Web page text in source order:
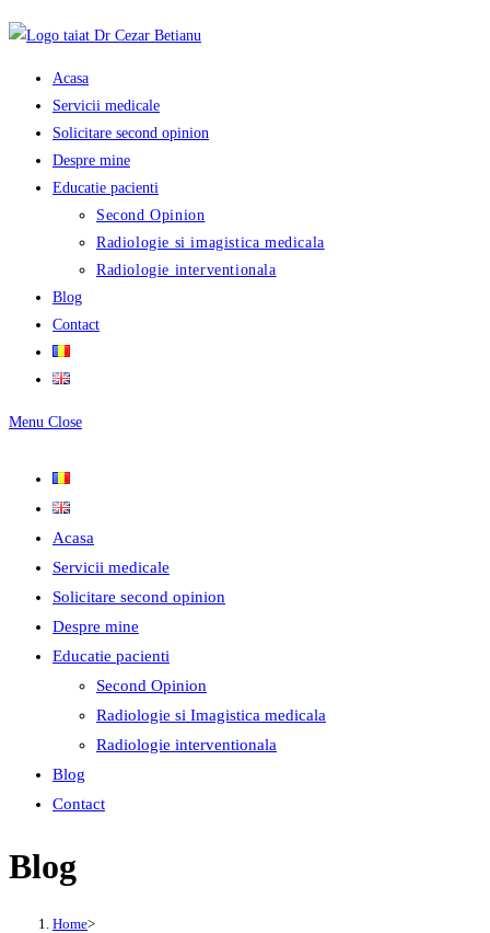
Skip
content Acasa
Servicii medicale
Solicitare second opinion
Despre mine
Educatie pacienti
Second Opinion
Radiologie si imagistica medicala
Radiologie interventionala
Blog
Contact
Menu Close
Acasa
Servicii medicale
Solicitare second opinion
Despre mine
Educatie pacienti
Second Opinion
Radiologie si Imagistica medicala
Radiologie interventionala
Blog
Contact
Blog
Home>